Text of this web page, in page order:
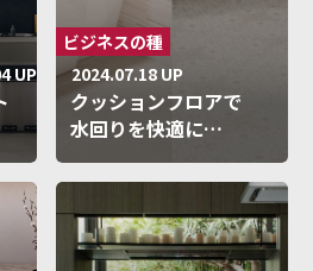
UP
ビジネスの種
2024.07.18 UP
クッションフロアで
水回りを快適に…